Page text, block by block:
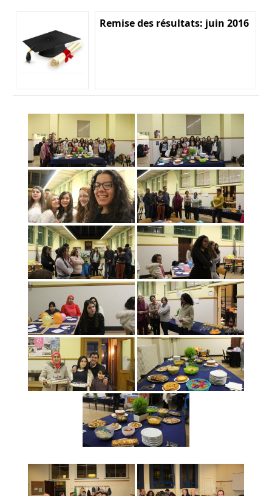
Remise des résultats: juin 2016